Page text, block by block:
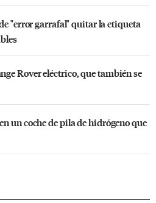
"error garrafal" quitar la etiqueta
Rover eléctrico, que también se
un coche de pila de hidrógeno que